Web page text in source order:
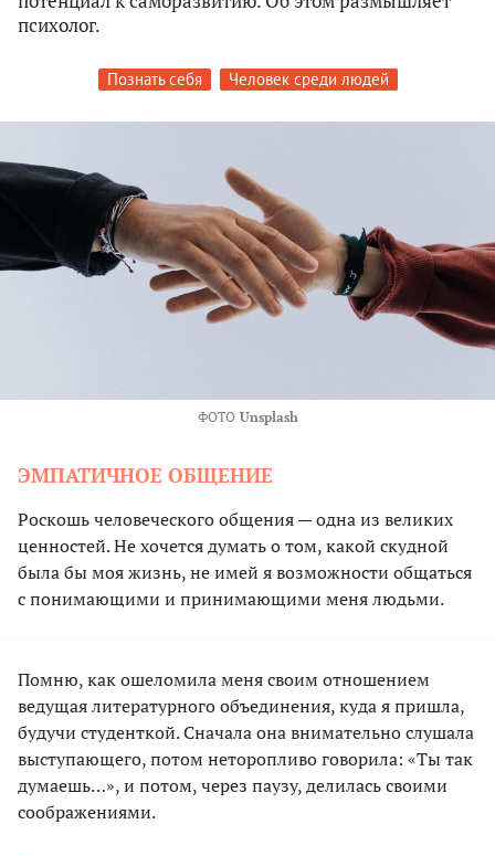
психолог.
Познать себя Человек среди людей
ФОТО Unsplash
ЭМПАТИЧНОЕ ОБЩЕНИЕ
Роскошь человеческого общения — одна из великих
ценностей. Не хочется думать о том, какой скудной
была бы моя жизнь, не имей я возможности общаться
с понимающими и принимающими меня людьми.
Помню, как ошеломила меня своим отношением
ведущая литературного объединения, куда я пришла,
будучи студенткой. Сначала она внимательно слушала
выступающего, потом неторопливо говорила: «Ты так
думаешь…», и потом, через паузу, делилась своими
соображениями.